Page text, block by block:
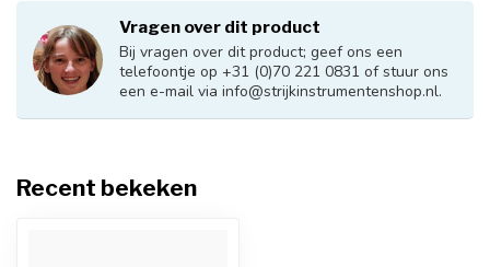
Vragen over dit product
Bij vragen over dit product; geef ons een
telefoontje op +31 (0)70 221 0831 of stuur ons
een e-mail via info@strijkinstrumentenshop.nl.
Recent bekeken